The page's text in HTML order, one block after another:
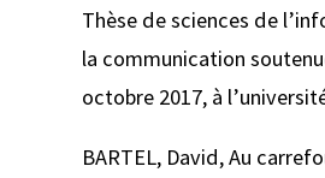
Thèse de sciences de
la communication
octobre 2017, à
BARTEL, David,Au